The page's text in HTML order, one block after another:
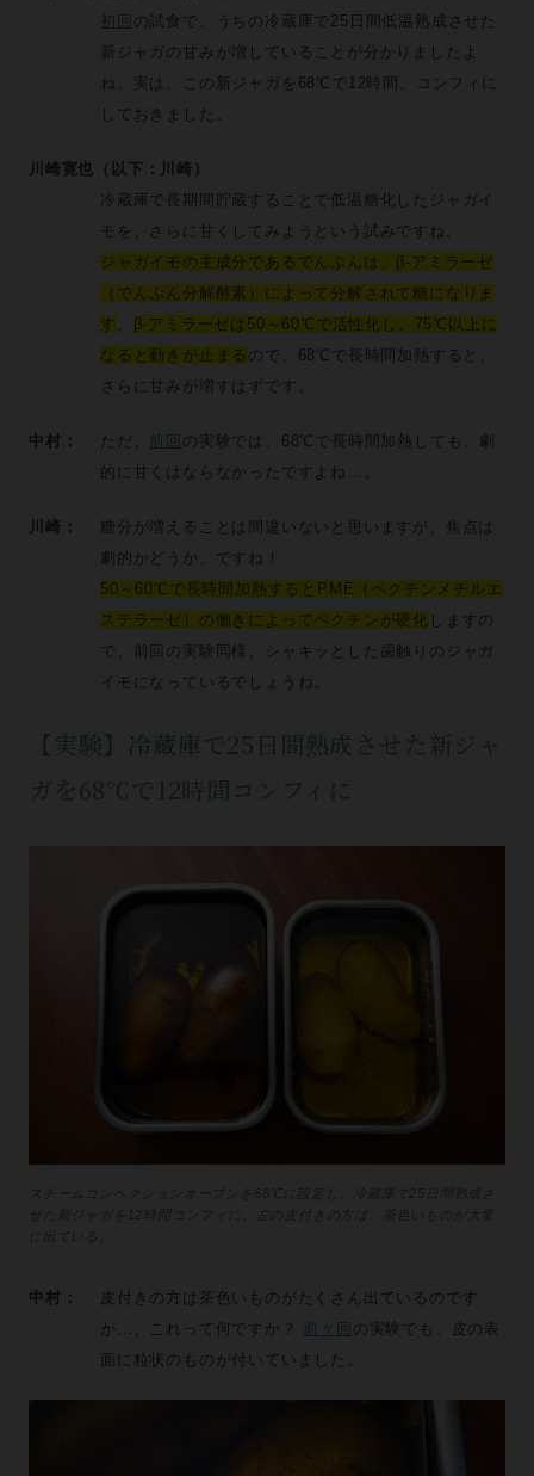
初回 の試食で、うちの冷蔵庫で25日間低温熟成させた
新ジャガの甘みが増していることが分かりましたよ
ね。実は、この新ジャガを68℃で12時間、コンフィに
しておきました。
川崎寛也（以下：川崎）
冷蔵庫で長期間貯蔵することで低温糖化したジャガイ
モを、さらに甘くしてみようという試みですね。
ジャガイモの主成分であるでんぷんは、β-アミラーゼ
（でんぷん分解酵素）によって分解されて糖になりま
す
β-アミラーゼは50～60℃で活性化し、75℃以上に
なると動きが止まる ので、68℃で長時間加熱すると、
さらに甘みが増すはずです。
中村： ただ、 前回 の実験では、68℃で長時間加熱しても、劇
的に甘くはならなかったですよね…。
川崎：
糖分が増えることは間違いないと思いますが、焦点は
劇的かどうか、ですね！
50～60℃で長時間加熱するとPME（ペクチンメチルエ
ステラーゼ）の働きによってペクチンが硬化 しますの
で、前回の実験同様、シャキッとした歯触りのジャガ
イモになっているでしょうね。
【実験】冷蔵庫で25日間熟成させた新ジャ
ガを68℃で12時間コンフィに
スチームコンベクションオーブンを68℃に設定し、冷蔵庫で25日間熟成さ
中村：
皮付きの方は茶色いものがたくさん出ているのです
が…、これって何ですか？
前々回 の実験でも、皮の表
面に粒状のものが付いていました。